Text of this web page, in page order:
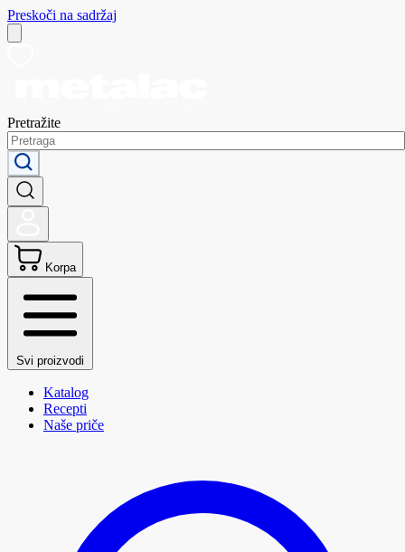
Preskoči na sadržaj
Pretražite
Korpa
Svi proizvodi
Katalog
Recepti
Naše priče